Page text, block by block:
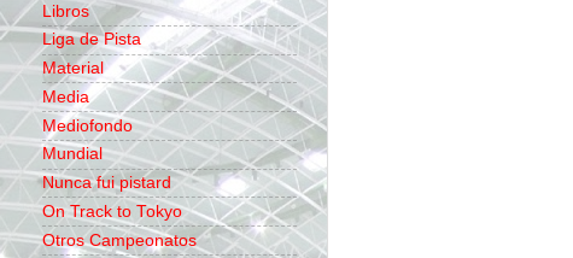
Libros
Liga de Pista
Material
Media
Mediofondo
Mundial
Nunca fui pistard
On Track to Tokyo
Otros Campeonatos